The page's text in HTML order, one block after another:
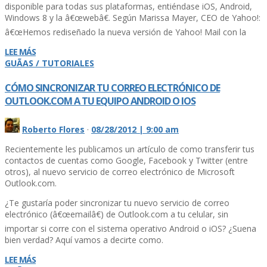
disponible para todas sus plataformas, entiéndase iOS, Android,
Windows 8 y la â€œwebâ€. Según Marissa Mayer, CEO de Yahoo!:
â€œHemos rediseñado la nueva versión de Yahoo! Mail con la
LEE MÁS
GUÃAS / TUTORIALES
CÓMO SINCRONIZAR TU CORREO ELECTRÓNICO DE
OUTLOOK.COM A TU EQUIPO ANDROID O IOS
Roberto Flores · 08/28/2012 | 9:00 am
Recientemente les publicamos un artí­culo de como transferir tus
contactos de cuentas como Google, Facebook y Twitter (entre
otros), al nuevo servicio de correo electrónico de Microsoft
Outlook.com.
¿Te gustarí­a poder sincronizar tu nuevo servicio de correo
electrónico (â€œemailâ€) de Outlook.com a tu celular, sin
importar si corre con el sistema operativo Android o iOS? ¿Suena
bien verdad? Aquí­ vamos a decirte como.
LEE MÁS